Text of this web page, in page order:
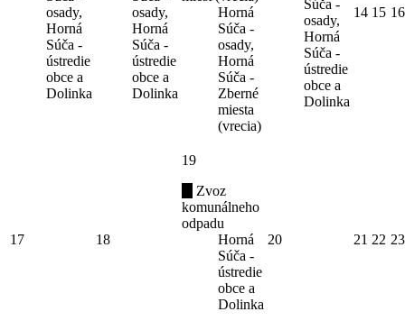
osady,
Horná
Súča -
ústredie
obce a
Dolinka
osady,
Horná
Súča -
ústredie
obce a
Dolinka
Horná
Súča -
osady,
Horná
Súča -
Zberné
miesta
(vrecia)
Súča -
osady,
Horná
Súča -
ústredie
obce a
Dolinka
14 15 16
17 18
19
Zvoz
komunálneho
odpadu
Horná
Súča -
ústredie
obce a
Dolinka
20 21 22 23